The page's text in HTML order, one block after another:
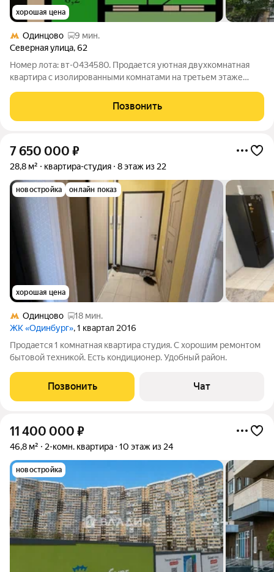
хорошая цена
Одинцово
9 мин.
Северная улица,62
Номер лота: вт-0434580. Продается уютная двухкомнатная
квартира с изолированными комнатами на третьем этаже
выходят на тихую улицу, обеспечивая спокойствие и
уединение. Дом утопает в зелени. Удачное
Позвонить
7 650 000 ₽
28,8 м² квартира-студия 8 этаж из 22
новостройка онлайн показ
хорошая цена
Одинцово
18 мин.
ЖК «Одинбург», 1 квартал 2016
Продается 1 комнатная квартира студия. С хорошим ремонтом
бытовой техникой. Есть кондиционер. Удобный район.
Позвонить Чат
11 400 000 ₽
46,8 м² 2-комн. квартира 10 этаж из 24
новостройка